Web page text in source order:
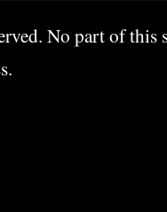
No part of this
.